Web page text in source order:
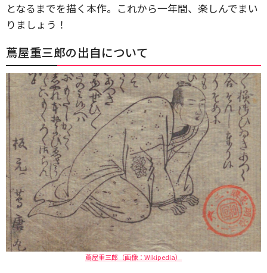
となるまでを描く本作。これから一年間、楽しんでまい
りましょう！
蔦屋重三郎の出自について
蔦屋重三郎（画像：Wikipedia）